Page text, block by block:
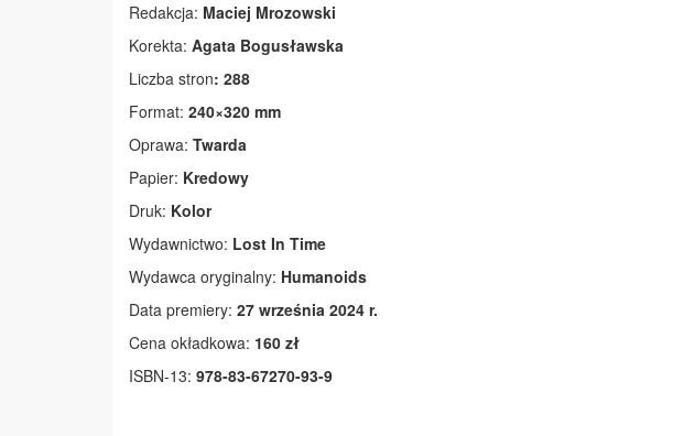
Redakcja: Maciej Mrozowski
Korekta: Agata Bogusławska
Liczba stron: 288
Format: 240×320 mm
Oprawa: Twarda
Papier: Kredowy
Druk: Kolor
Wydawnictwo: Lost In Time
Wydawca oryginalny: Humanoids
Data premiery: 27 września 2024 r.
Cena okładkowa: 160 zł
ISBN-13: 978-83-67270-93-9